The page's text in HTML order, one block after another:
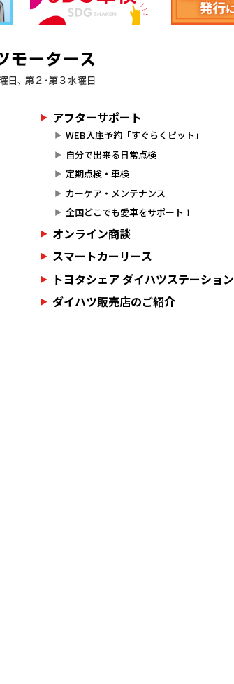
アフターサポート
WEB入庫予約「すぐらくピット」
自分で出来る日常点検
定期点検・車検
カーケア・メンテナンス
全国どこでも愛車をサポート！
オンライン商談
スマートカーリース
トヨタシェア ダイハツステーション
ダイハツ販売店のご紹介